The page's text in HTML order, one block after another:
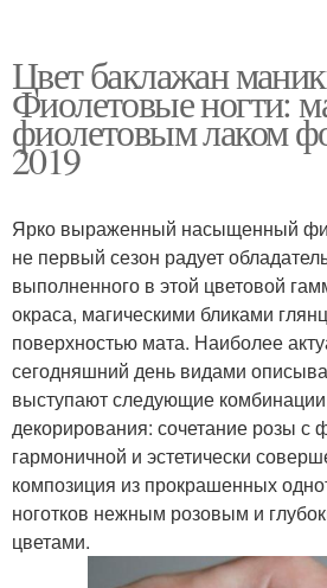
Цвет баклажан
Фиолетовые ногти:
фиолетовым лаком
2019
Ярко выраженный насыщенный
не первый сезон радует
выполненного в этой цветовой
окраса, магическими бликами
поверхностью мата. Наиболее
сегодняшний день видами
выступают следующие
декорирования: сочетание розы с
гармоничной и эстетически
композиция из прокрашенных
ноготков нежным розовым и
цветами.